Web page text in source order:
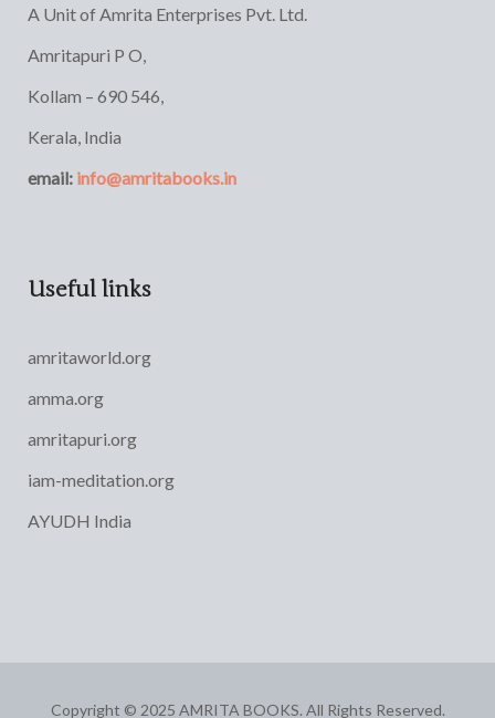
A Unit of Amrita Enterprises Pvt. Ltd.
Amritapuri P O,
Kollam – 690 546,
Kerala, India
email: info@amritabooks.in
Useful links
amritaworld.org
amma.org
amritapuri.org
iam-meditation.org
AYUDH India
Copyright © 2025 AMRITA BOOKS. All Rights Reserved.